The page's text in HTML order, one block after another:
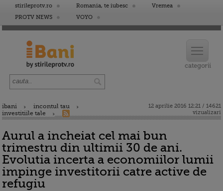
stirileprotv.ro Romania, te iubesc
Vremea
PROTV NEWS
VOYO
ibani
incontul tau
investitiile tale
12 aprilie 2016 12:21 / 14621
vizualizari
Aurul a incheiat cel mai bun
trimestru din ultimii 30 de ani.
Evolutia incerta a economiilor lumii
impinge investitorii catre active de
refugiu